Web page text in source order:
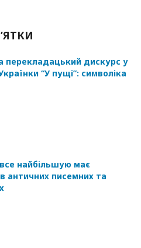
перекладацький дискурс у
“У пущі”: символіка
все найбільшую має
античних писемних та